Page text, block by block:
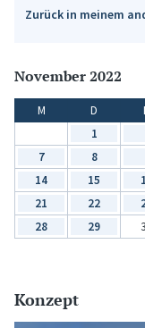
Zurück in meinem
November 2022
M D
1
7
8
14
15
21
22
28
29
Konzept